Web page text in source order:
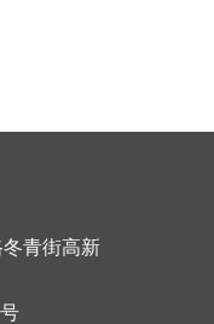
青街高新